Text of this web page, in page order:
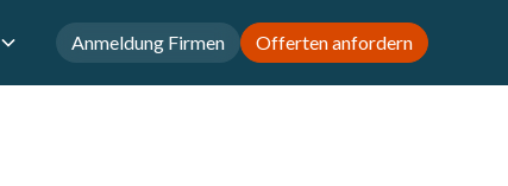
Anmeldung Firmen Offerten anfordern